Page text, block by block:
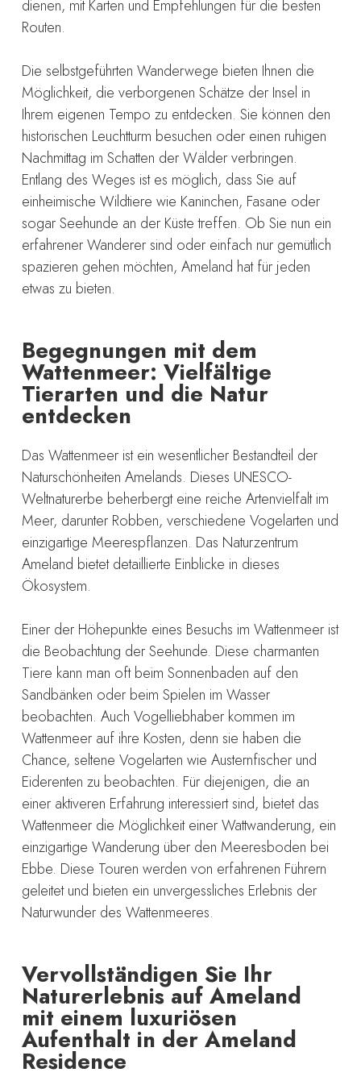
dienen, mit Karten und Empfehlungen für die besten
Routen.
Die selbstgeführten Wanderwege bieten Ihnen die
Möglichkeit, die verborgenen Schätze der Insel in
Ihrem eigenen Tempo zu entdecken. Sie können den
historischen Leuchtturm besuchen oder einen ruhigen
Nachmittag im Schatten der Wälder verbringen.
Entlang des Weges ist es möglich, dass Sie auf
einheimische Wildtiere wie Kaninchen, Fasane oder
sogar Seehunde an der Küste treffen. Ob Sie nun ein
erfahrener Wanderer sind oder einfach nur gemütlich
spazieren gehen möchten, Ameland hat für jeden
etwas zu bieten.
Begegnungen mit dem
Wattenmeer: Vielfältige
Tierarten und die Natur
entdecken
Das Wattenmeer ist ein wesentlicher Bestandteil der
Naturschönheiten Amelands. Dieses UNESCO-
Weltnaturerbe beherbergt eine reiche Artenvielfalt im
Meer, darunter Robben, verschiedene Vogelarten und
einzigartige Meerespflanzen. Das Naturzentrum
Ameland bietet detaillierte Einblicke in dieses
Ökosystem.
Einer der Höhepunkte eines Besuchs im Wattenmeer ist
die Beobachtung der Seehunde. Diese charmanten
Tiere kann man oft beim Sonnenbaden auf den
Sandbänken oder beim Spielen im Wasser
beobachten. Auch Vogelliebhaber kommen im
Wattenmeer auf ihre Kosten, denn sie haben die
Chance, seltene Vogelarten wie Austernfischer und
Eiderenten zu beobachten. Für diejenigen, die an
einer aktiveren Erfahrung interessiert sind, bietet das
Wattenmeer die Möglichkeit einer Wattwanderung, ein
einzigartige Wanderung über den Meeresboden bei
Ebbe. Diese Touren werden von erfahrenen Führern
geleitet und bieten ein unvergessliches Erlebnis der
Naturwunder des Wattenmeeres.
Vervollständigen Sie Ihr
Naturerlebnis auf Ameland
mit einem luxuriösen
Aufenthalt in der Ameland
Residence